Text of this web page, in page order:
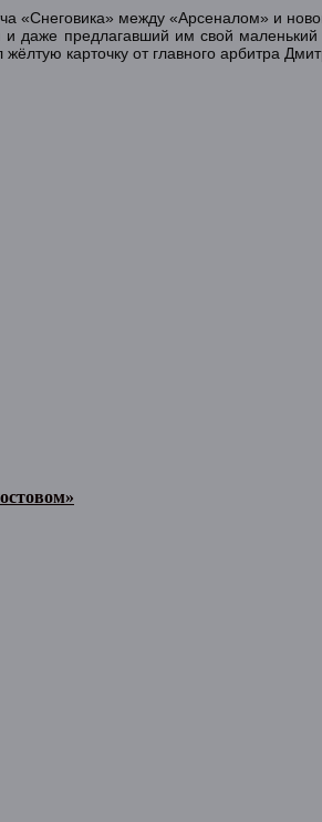
«Снеговика» между «Арсеналом» и
даже предлагавший им свой
карточку от главного арбитра